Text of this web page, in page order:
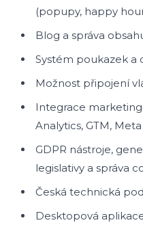
(popupy, happy
Blog a správa
Systém poukazek a
Možnost připojení
Integrace
Analytics, GTM,
GDPR nástroje,
legislativy a správa
Česká technická
Desktopová